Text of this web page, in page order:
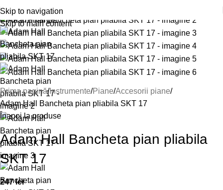
Skip to navigation
Skip to main content
Click to enlarge
Prima pagină Instrumente Piane Accesorii piane
Adam Hall Bancheta pian pliabila SKT 17
Înapoi la produse
Adam Hall Bancheta pian pliabila
SKT 17
247lei